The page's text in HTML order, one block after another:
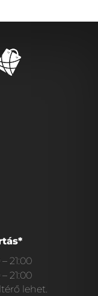
21:00
21:00
lehet.